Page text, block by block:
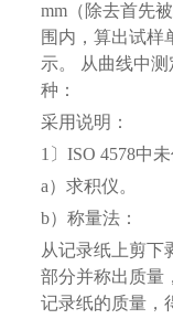
mm（除去首先
围内，算出试样
示。 从曲线中
种：
采用说明：
1〕ISO 4578中
a）求积仪。
b）称量法：
从记录纸上剪下
部分并称出质量
记录纸的质量，